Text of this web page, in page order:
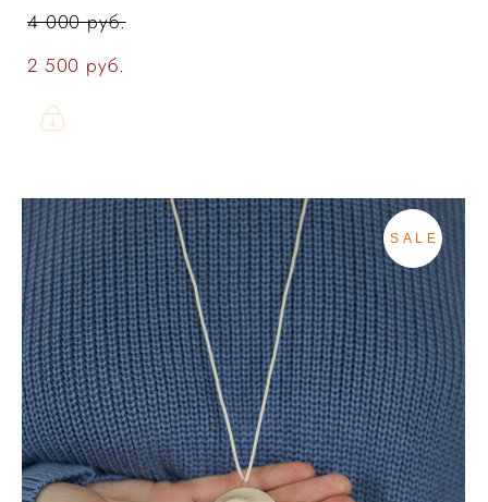
4 000 pуб.
2 500 pуб.
SALE